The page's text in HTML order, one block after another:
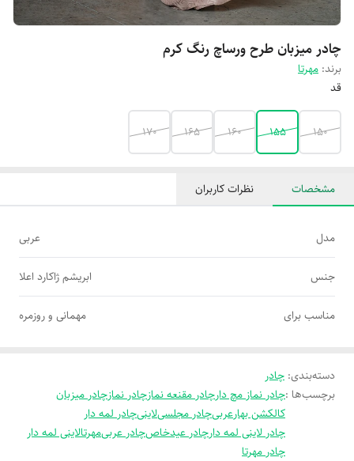
چادر میزبان طرح ورساچ رنگ کرم
برند: مهرتا
قد
150
155
160
165
170
مشخصات نظرات کاربران
مدل عربی
جنس ابریشم ژاکارد اعلا
مناسب برای مهمانی و روزمره
دسته‌بندی: چادر
برچسب‌ها :چادر نماز مچ دارچادر مقنعه نمازچادر نمازچادر میزبان
کالکشن بهارعربیچادر مجلسیلاینیچادر لمه دار
چادر لاینی لمه دارچادر عیدخاصچادر عربیمهرتالاینی لمه دار
چادر مهرتا